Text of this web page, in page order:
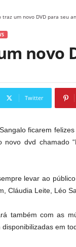
traz um novo DVD para seu
novo
Twitter
ficarem
novo dvd chamado
levar ao
Cláudia Leite, Léo
também com as
em